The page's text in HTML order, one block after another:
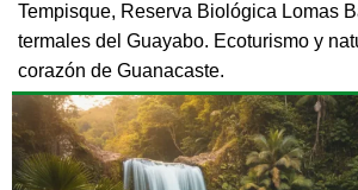
Tempisque, Reserva Biológica Lomas
termales del Guayabo. Ecoturismo y
corazón de Guanacaste.